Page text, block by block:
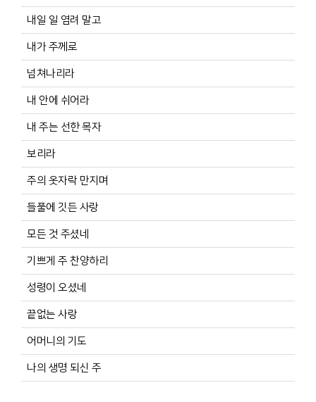
내일 일 염려 말고
내가 주께로
넘쳐나리라
내 안에 쉬어라
내 주는 선한 목자
보리라
주의 옷자락 만지며
들풀에 깃든 사랑
모든 것 주셨네
기쁘게 주 찬양하리
성령이 오셨네
끝없는 사랑
어머니의 기도
나의 생명 되신 주